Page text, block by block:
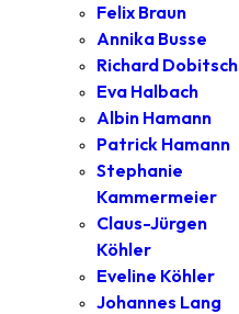
Felix Braun
Annika Busse
Richard Dobitsch
Eva Halbach
Albin Hamann
Patrick Hamann
Stephanie
Kammermeier
Claus-Jürgen
Köhler
Eveline Köhler
Johannes Lang